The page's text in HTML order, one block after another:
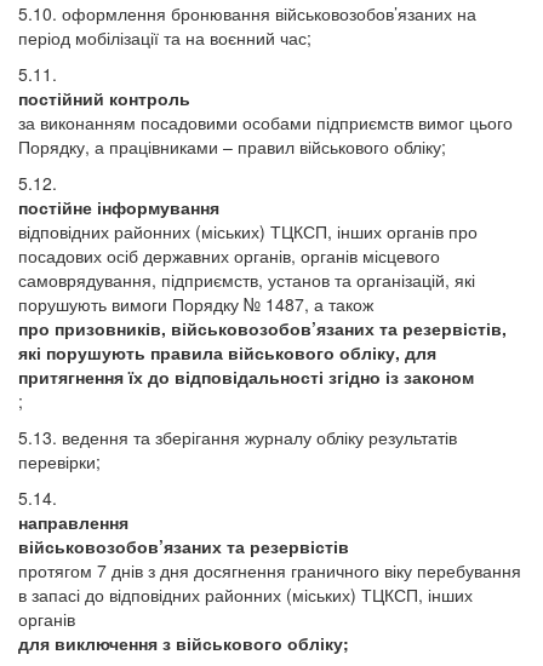
5.10. оформлення бронювання військовозобов’язаних на
період мобілізації та на воєнний час;
5.11.
постійний контроль
за виконанням посадовими особами підприємств вимог цього
Порядку, а працівниками – правил військового обліку;
5.12.
постійне інформування
відповідних районних (міських) ТЦКСП, інших органів про
посадових осіб державних органів, органів місцевого
самоврядування, підприємств, установ та організацій, які
порушують вимоги Порядку № 1487, а також
про призовників, військовозобов’язаних та резервістів,
які порушують правила військового обліку, для
притягнення їх до відповідальності згідно із законом
;
5.13. ведення та зберігання журналу обліку результатів
перевірки;
5.14.
направлення
військовозобов’язаних та резервістів
протягом 7 днів з дня досягнення граничного віку перебування
в запасі до відповідних районних (міських) ТЦКСП, інших
органів
для виключення з військового обліку;